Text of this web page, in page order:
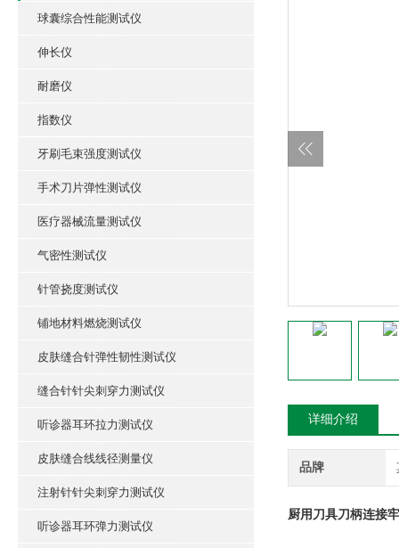
球囊综合性能测试仪
伸长仪
耐磨仪
指数仪
牙刷毛束强度测试仪
手术刀片弹性测试仪
医疗器械流量测试仪
气密性测试仪
针管挠度测试仪
铺地材料燃烧测试仪
皮肤缝合针弹性韧性测试仪
缝合针针尖刺穿力测试仪
听诊器耳环拉力测试仪
皮肤缝合线线径测量仪
注射针针尖刺穿力测试仪
听诊器耳环弹力测试仪
详细介绍
品牌
厨用刀具刀柄连接